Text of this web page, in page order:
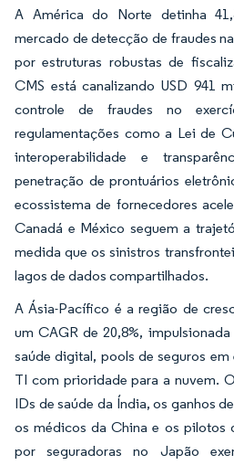
A América do Norte detinha
mercado de detecção de fraudes
por estruturas robustas de
CMS está canalizando USD 941
controle de fraudes no
regulamentações como a Lei de
interoperabilidade e
penetração de prontuários
ecossistema de fornecedores
Canadá e México seguem a
medida que os sinistros
lagos de dados compartilhados.
A Ásia-Pacífico é a região de
um CAGR de 20,8%,
saúde digital, pools de seguros em
TI com prioridade para a nuvem.
IDs de saúde da Índia, os ganhos
os médicos da China e os pilotos
por seguradoras no Japão